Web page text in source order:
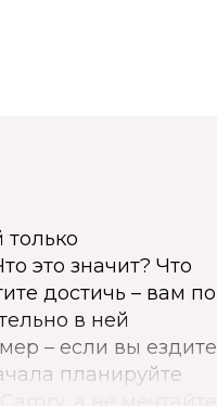
только
это значит? Что
достичь – вам по
в ней
– если вы ездите
планируйте